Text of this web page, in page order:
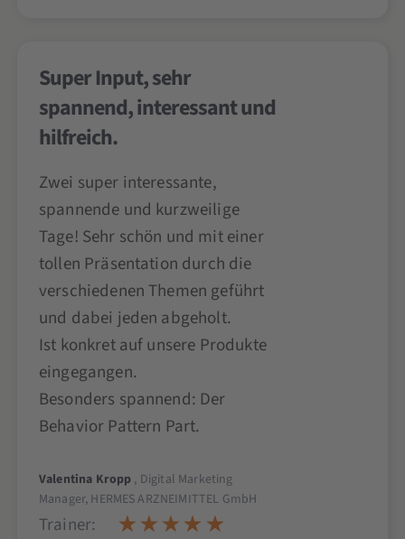
Super Input, sehr
spannend, interessant und
hilfreich.
Zwei super interessante,
spannende und kurzweilige
Tage! Sehr schön und mit einer
tollen Präsentation durch die
verschiedenen Themen geführt
und dabei jeden abgeholt.
Ist konkret auf unsere Produkte
eingegangen.
Besonders spannend: Der
Behavior Pattern Part.
Valentina Kropp , Digital Marketing
Manager, HERMES ARZNEIMITTEL GmbH
Trainer: